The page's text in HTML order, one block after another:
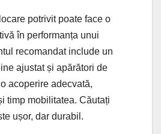
potrivit poate face o
în performanța unui
recomandat include un
ajustat și apărători de
acoperire adecvată,
timp mobilitatea. Căutați
ușor, dar durabil.